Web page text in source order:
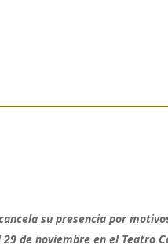
su presencia por
de noviembre en el Teatro